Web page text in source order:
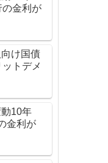
の金利が
け国債
トデメ
動10年
金利が